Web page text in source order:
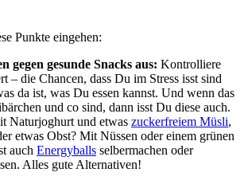
Punkte eingehen:
gegen gesunde Snacks aus: Kontrolliere
– die Chancen, dass Du im Stress isst sind
da ist, was Du essen kannst. Und wenn das
und co sind, dann isst Du diese auch.
Naturjoghurt und etwas zuckerfreiem Müsli,
etwas Obst? Mit Nüssen oder einem grünen
auch Energyballs selbermachen oder
Alles gute Alternativen!